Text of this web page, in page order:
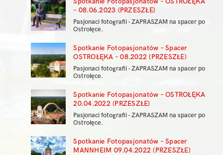
– 08.06.2023 (PRZESZŁE)
Pasjonaci fotografii - ZAPRASZAM na spacer po
Ostrołęce.
Spotkanie Fotopasjonatów – Spacer
OSTROŁĘKA – 08.2022 (PRZESZŁE)
Pasjonaci fotografii - ZAPRASZAM na spacer po
Ostrołęce.
Spotkanie Fotopasjonatów – OSTROŁĘKA
20.04.2022 (PRZESZŁE)
Pasjonaci fotografii - ZAPRASZAM na spacer po
Ostrołęce.
Spotkanie Fotopasjonatów – Spacer
MANNHEIM 09.04.2022 (PRZESZŁE)